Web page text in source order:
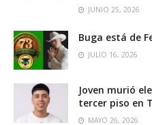
JUNIO 25, 2026
Buga está de
JULIO 16, 2026
Joven murió
tercer piso en
MAYO 26, 2026